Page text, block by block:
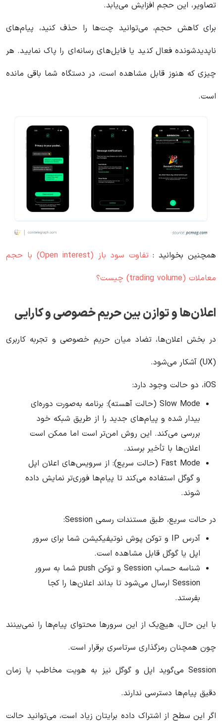
تصاویر، این حجم افزایش می‌یابد.
برای کاهش حجم، می‌توانید چت‌ها را حذف کنید، پیام‌های
ناپدیدشونده فعال کنید یا فایل‌های رسانه‌ای را پاک نمایید. هر
چیزی که هنوز قابل مشاهده است، در دستگاه شما باقی مانده
است.
همچنین بخوانید :
تفاوت سود باز (Open interest) با حجم
معاملات (trading volume) چیست؟
اعلان‌ها و توازن بین حریم خصوصی و کارایی
در بخش اعلان‌ها، تضاد میان حریم خصوصی و تجربه کاربری
(UX) آشکار می‌شود.
iOS، دو حالت وجود دارد:
Slow Mode (حالت آهسته): برنامه به‌صورت دوره‌ای
بیدار شده و پیام‌های جدید را از طریق شبکه خود
بررسی می‌کند. این روش امن‌تر است اما ممکن است
اعلان‌ها با تأخیر برسند.
Fast Mode (حالت سریع): از سرویس‌های اعلان اپل
و گوگل استفاده می‌کند تا پیام‌ها فوری‌تر نمایش داده
شوند.
در حالت سریع، طبق مستندات رسمی Session:
آدرس IP و توکن پوش نوتیفیکیشن شما برای سرور
اپل یا گوگل قابل مشاهده است.
شناسه حساب Session و توکن push شما به سرور
Session ارسال می‌شود تا بداند اعلان‌ها را کجا
بفرستد.
با این حال، هیچ‌یک از این سرورها محتوای پیام‌ها را نمی‌بینند
چون همچنان رمزگذاری سرتاسری برقرار است.
Session می‌گوید اپل و گوگل نیز به هویت مخاطب یا زمان
دقیق پیام‌ها دسترسی ندارند.
اگر این سطح از اشتراک داده برایتان زیاد است، می‌توانید حالت